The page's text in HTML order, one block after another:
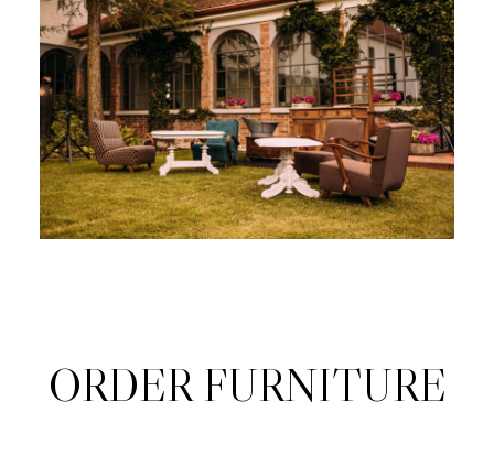
ORDER FURNITURE